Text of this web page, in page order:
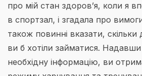
про мій стан здоров’я, коли я
в спортзал, і згадала про
також повинні вказати,
ви б хотіли займатися.
необхідну інформацію, ви